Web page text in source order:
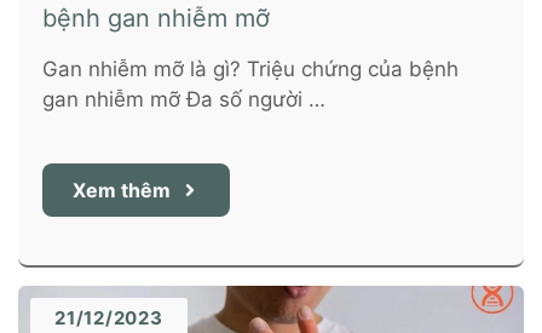
bệnh gan nhiễm mỡ
Gan nhiễm mỡ là gì? Triệu chứng của bệnh
gan nhiễm mỡ Đa số người …
Xem thêm
21/12/2023